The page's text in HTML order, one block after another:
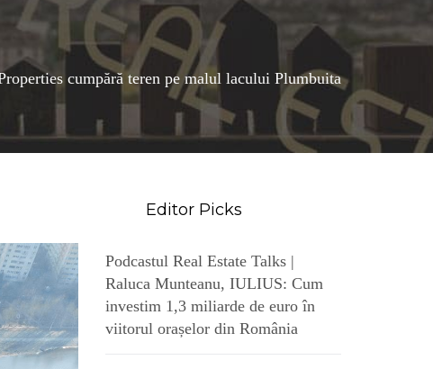
cumpără teren pe malul lacului Plumbuita
Editor Picks
Podcastul Real Estate Talks |
Raluca Munteanu, IULIUS: Cum
investim 1,3 miliarde de euro în
viitorul orașelor din România